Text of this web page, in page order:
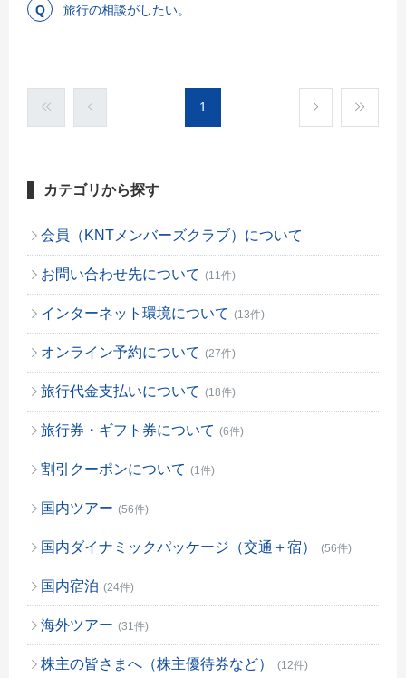
旅行の相談がしたい。
1
カテゴリから探す
会員（KNTメンバーズクラブ）について
お問い合わせ先について (11件)
インターネット環境について (13件)
オンライン予約について (27件)
旅行代金支払いについて (18件)
旅行券・ギフト券について (6件)
割引クーポンについて (1件)
国内ツアー (56件)
国内ダイナミックパッケージ（交通＋宿） (56件)
国内宿泊 (24件)
海外ツアー (31件)
株主の皆さまへ（株主優待券など） (12件)